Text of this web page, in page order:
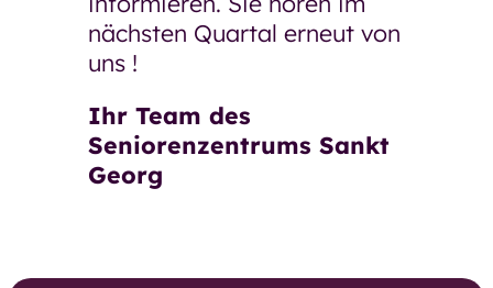
nächsten Quartal erneut von
uns !
Ihr Team des
Seniorenzentrums Sankt
Georg